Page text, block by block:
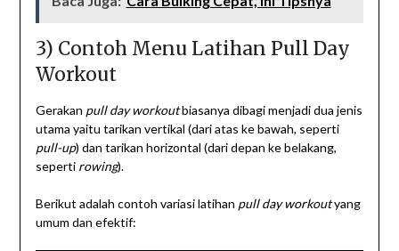
3) Contoh Menu Latihan Pull Day
Workout
Gerakan pull day workoutbiasanya dibagi menjadi dua jenis
utama yaitu tarikan vertikal (dari atas ke bawah, seperti
pull-up) dan tarikan horizontal (dari depan ke belakang,
seperti rowing).
Berikut adalah contoh variasi latihan pull day workoutyang
umum dan efektif: